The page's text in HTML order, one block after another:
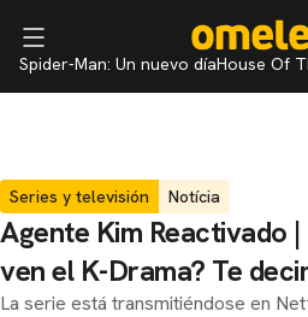
Spider-Man: Un nuevo díaHouse Of
Series y televisión Notícia
Agente Kim Reactivado
ven el K-Drama? Te
La serie está transmitiéndose en